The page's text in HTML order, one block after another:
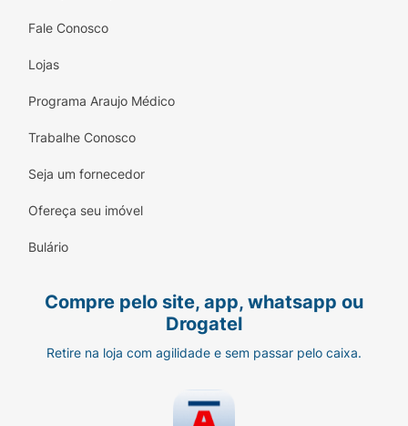
Fale Conosco
Lojas
Programa Araujo Médico
Trabalhe Conosco
Seja um fornecedor
Ofereça seu imóvel
Bulário
Compre pelo site, app, whatsapp ou
Drogatel
Retire na loja com agilidade e sem passar pelo caixa.